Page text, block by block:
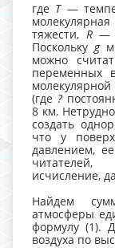
где Т—
тяжести, R—
Посколькуg
можно
переменных
(где ?
8 км.
создать
что у
давлением,
исчисление,
Найдем
атмосферы
формулу (1).
воздуха по